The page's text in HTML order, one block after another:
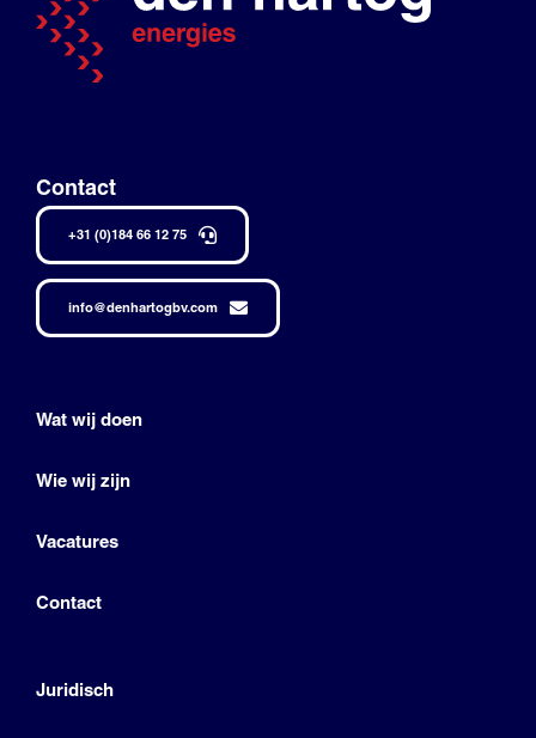
Contact
+31 (0)184 66 12 75
info@denhartogbv.com
Wat wij doen
Wie wij zijn
Vacatures
Contact
Juridisch